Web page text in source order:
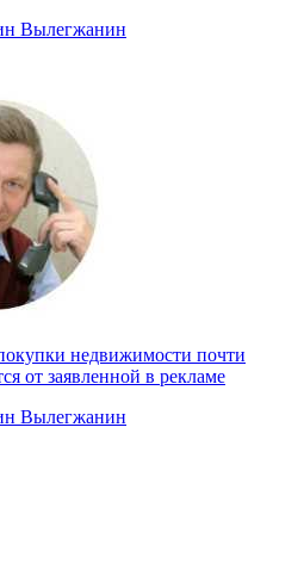
Вылегжанин
недвижимости почти
от заявленной в рекламе
Вылегжанин